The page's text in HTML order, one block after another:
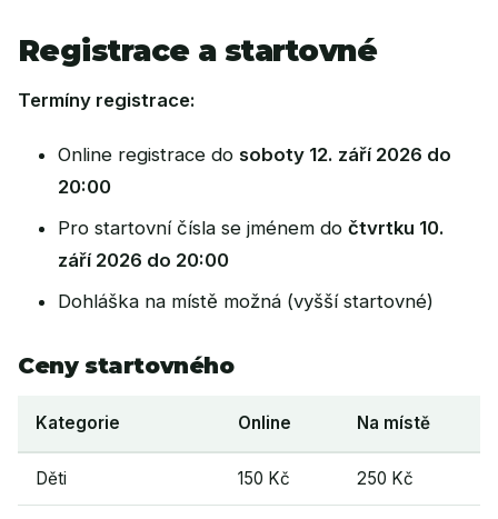
Registrace a startovné
Termíny registrace:
Online registrace do soboty 12. září 2026 do
20:00
Pro startovní čísla se jménem do čtvrtku 10.
září 2026 do 20:00
Dohláška na místě možná (vyšší startovné)
Ceny startovného
Kategorie Online Na místě
Děti 150 Kč 250 Kč